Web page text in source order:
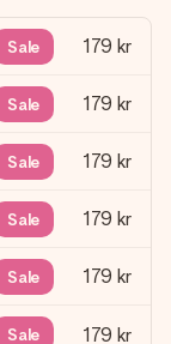
Sale 179 kr
Sale 179 kr
Sale 179 kr
Sale 179 kr
Sale 179 kr
Sale 179 kr